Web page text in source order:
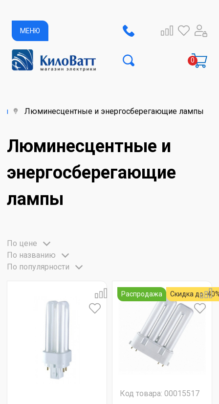
МЕНЮ
Люминесцентные и энергосберегающие лампы
Люминесцентные и
энергосберегающие
лампы
По цене
По названию
По популярности
Распродажа Скидка до -
Код товара: 00015517